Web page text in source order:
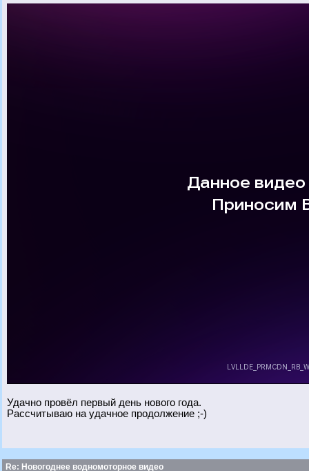
Удачно провёл первый день нового года.
Рассчитываю на удачное продолжение ;-)
Re: Новогоднее водномоторное видео